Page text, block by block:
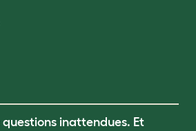
questions inattendues. Et